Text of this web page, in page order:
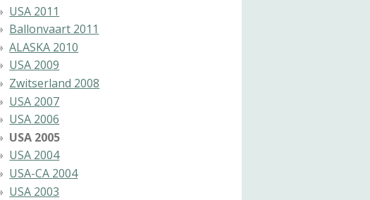
USA 2011
Ballonvaart 2011
ALASKA 2010
USA 2009
Zwitserland 2008
USA 2007
USA 2006
USA 2005
USA 2004
USA-CA 2004
USA 2003